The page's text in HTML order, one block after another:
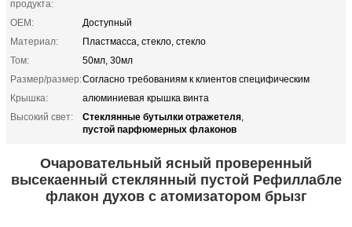
продукта:
OEM:
Доступный
Материал:
Пластмасса, стекло, стекло
Том:
50мл, 30мл
Размер/размер:Согласно требованиям к клиентов специфическим
Крышка:
алюминиевая крышка винта
Высокий свет:
Стеклянные бутылки отражетеля,
пустой парфюмерных флаконов
Очаровательный ясный проверенный
высекаенный стеклянный пустой Рефиллабле
флакон духов с атомизатором брызг